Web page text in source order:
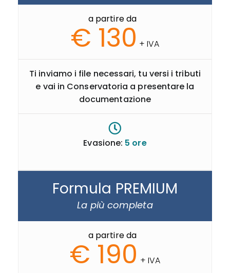
a partire da
€ 130 + IVA
Ti inviamo i file necessari, tu versi i tributi
e vai in Conservatoria a presentare la
documentazione
Evasione: 5 ore
Formula PREMIUM
La più completa
a partire da
€ 190 + IVA